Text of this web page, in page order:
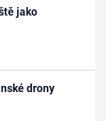
jako
drony